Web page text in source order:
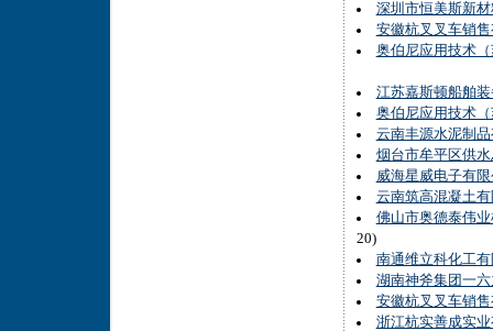
深圳市恒美斯新
安徽杭叉叉车销
奥伯尼应用技术
江苏嘉斯顿船舶
奥伯尼应用技术
云南丰源水泥制
烟台市牟平区供
威海星威电子有
云南筑高混凝土
佛山市奥德泰伟
20)
南通维立科化工
湖南神斧集团一
安徽杭叉叉车销
浙江杭实善成实